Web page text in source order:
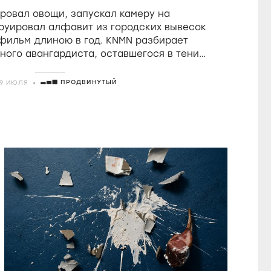
фильмах Холлиса
овощи, запускал камеру на
алфавит из городских вывесок
длиною в год. KNMN разбирает
авангардиста, оставшегося в тени
ИЮЛЯ ПРОДВИНУТЫЙ